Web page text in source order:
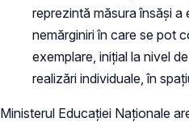
reprezintă măsura însăși
nemărginiri în care se pot
exemplare, inițial la nivel
realizări individuale, în
Ministerul Educației Naționale